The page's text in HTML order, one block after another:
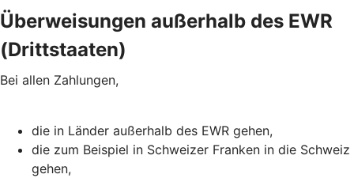
Überweisungen außerhalb des EWR
(Drittstaaten)
Bei allen Zahlungen,
die in Länder außerhalb des EWR gehen,
die zum Beispiel in Schweizer Franken in die Schweiz
gehen,